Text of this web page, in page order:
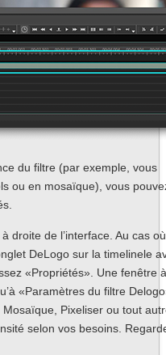
du filtre (par exemple, vous
ou en mosaïque), vous
droite de l’interface. Au cas où
DeLogo sur la timelinele
«Propriétés». Une fenêtre à
«Paramètres du filtre
Pixeliser ou tout
selon vos besoins.